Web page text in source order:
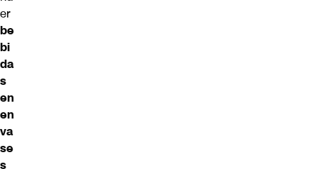
er
be
bi
da
s
en
en
va
se
s